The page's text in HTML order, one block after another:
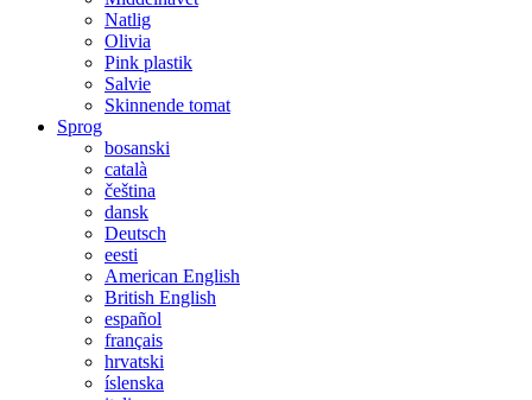
Natlig
Olivia
Pink plastik
Salvie
Skinnende tomat
Sprog
bosanski
català
čeština
dansk
Deutsch
eesti
American English
British English
español
français
hrvatski
íslenska